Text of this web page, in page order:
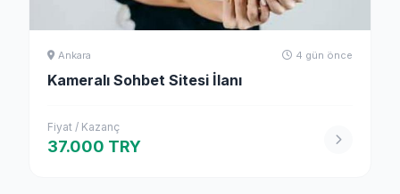
Ankara 4 gün önce
Kameralı Sohbet Sitesi İlanı
Fiyat / Kazanç
37.000 TRY